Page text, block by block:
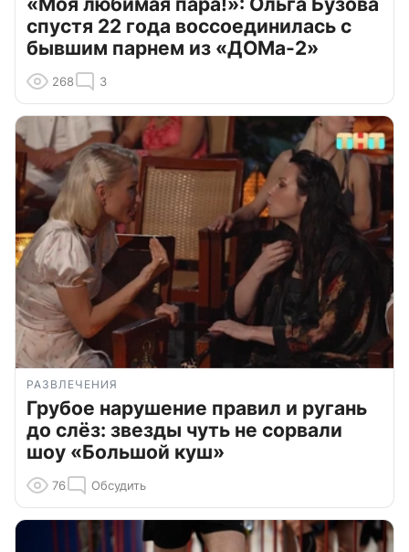
спустя 22 года воссоединилась с
бывшим парнем из «ДОМа-2»
268 3
РАЗВЛЕЧЕНИЯ
Грубое нарушение правил и ругань
до слёз: звезды чуть не сорвали
шоу «Большой куш»
76 Обсудить